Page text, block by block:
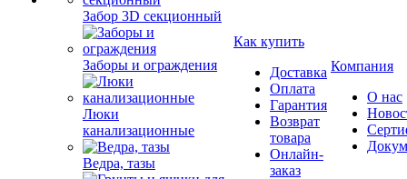
Забор 3D секционный
Заборы и ограждения
Люки
канализационные
Ведра, тазы
Как купить
Доставка
Оплата
Гарантия
Возврат
товара
Онлайн-
заказ
Компания
О нас